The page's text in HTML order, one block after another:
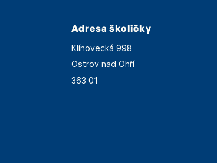
Adresa školičky
Klínovecká 998
Ostrov nad Ohří
363 01